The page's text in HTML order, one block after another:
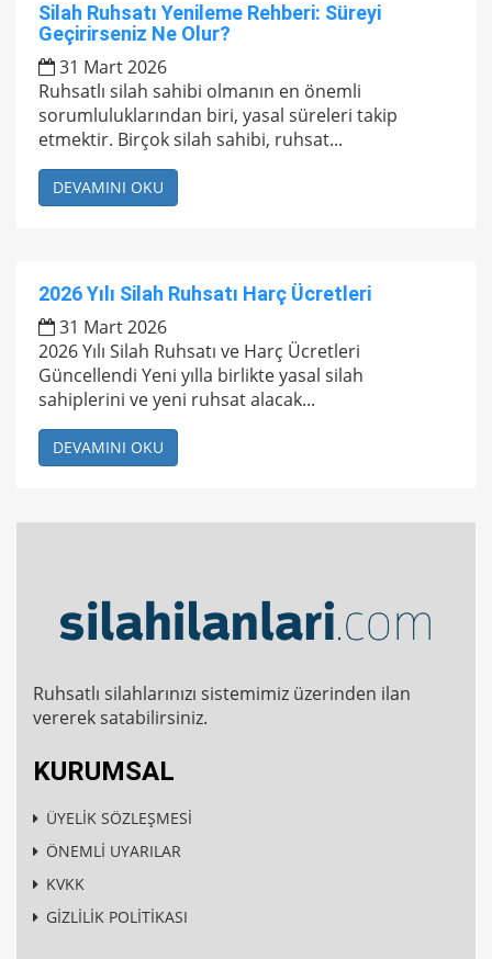
Silah Ruhsatı Yenileme Rehberi: Süreyi
Geçirirseniz Ne Olur?
31 Mart 2026
Ruhsatlı silah sahibi olmanın en önemli
sorumluluklarından biri, yasal süreleri takip
etmektir. Birçok silah sahibi, ruhsat...
DEVAMINI OKU
2026 Yılı Silah Ruhsatı Harç Ücretleri
31 Mart 2026
2026 Yılı Silah Ruhsatı ve Harç Ücretleri
Güncellendi Yeni yılla birlikte yasal silah
sahiplerini ve yeni ruhsat alacak...
DEVAMINI OKU
Ruhsatlı silahlarınızı sistemimiz üzerinden ilan
vererek satabilirsiniz.
KURUMSAL
ÜYELİK SÖZLEŞMESİ
ÖNEMLİ UYARILAR
KVKK
GİZLİLİK POLİTİKASI